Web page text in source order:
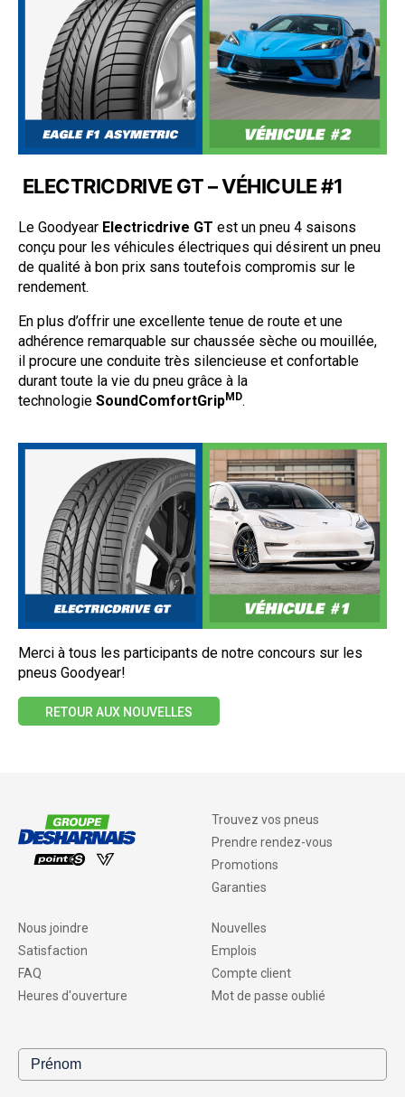
ELECTRICDRIVE GT – VÉHICULE #1
Le Goodyear Electricdrive GT est un pneu 4 saisons
conçu pour les véhicules électriques qui désirent un pneu
de qualité à bon prix sans toutefois compromis sur le
rendement.
En plus d’offrir une excellente tenue de route et une
adhérence remarquable sur chaussée sèche ou mouillée,
il procure une conduite très silencieuse et confortable
durant toute la vie du pneu grâce à la
technologie SoundComfortGripMD.
Merci à tous les participants de notre concours sur les
pneus Goodyear!
RETOUR AUX NOUVELLES
Trouvez vos pneus
Prendre rendez-vous
Promotions
Garanties
Nous joindre
Satisfaction
FAQ
Heures d'ouverture
Nouvelles
Emplois
Compte client
Mot de passe oublié